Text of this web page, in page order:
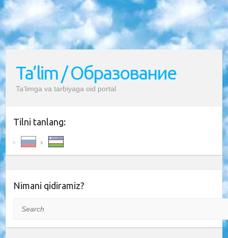
Ta’lim / Образование
Ta’limga va tarbiyaga oid portal
Tilni tanlang:
Nimani qidiramiz?